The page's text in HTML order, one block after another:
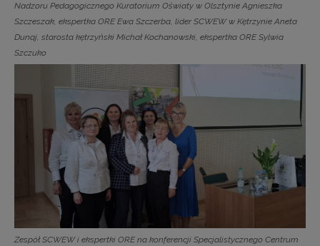
Nadzoru Pedagogicznego Kuratorium Oświaty w Olsztynie Agnieszka
Szczeszak, ekspertka ORE Ewa Szczerba, lider SCWEW w Kętrzynie Aneta
Dunaj, starosta kętrzyński Michał Kochanowski, ekspertka ORE Sylwia
Szczuko
Zespół SCWEW i ekspertki ORE na konferencji Specjalistycznego Centrum